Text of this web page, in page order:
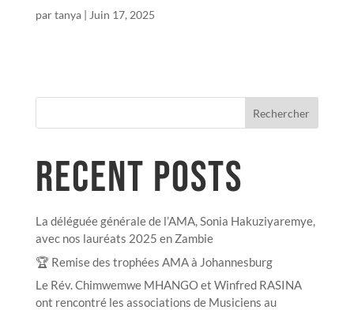
partanya| Juin 17, 2025
Rechercher
RECENT POSTS
La déléguée générale de l’AMA, Sonia Hakuziyaremye,
avec nos lauréats 2025 en Zambie
🏆 Remise des trophées AMA à Johannesburg
Le Rév. Chimwemwe MHANGO et Winfred RASINA
ont rencontré les associations de Musiciens au